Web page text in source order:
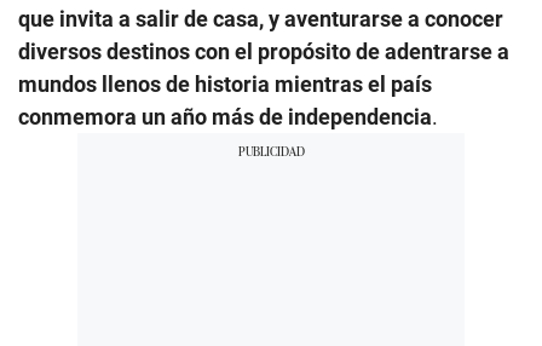
que invita a salir de casa, y aventurarse a conocer
diversos destinos con el propósito de adentrarse a
mundos llenos de historia mientras el país
conmemora un año más de independencia.